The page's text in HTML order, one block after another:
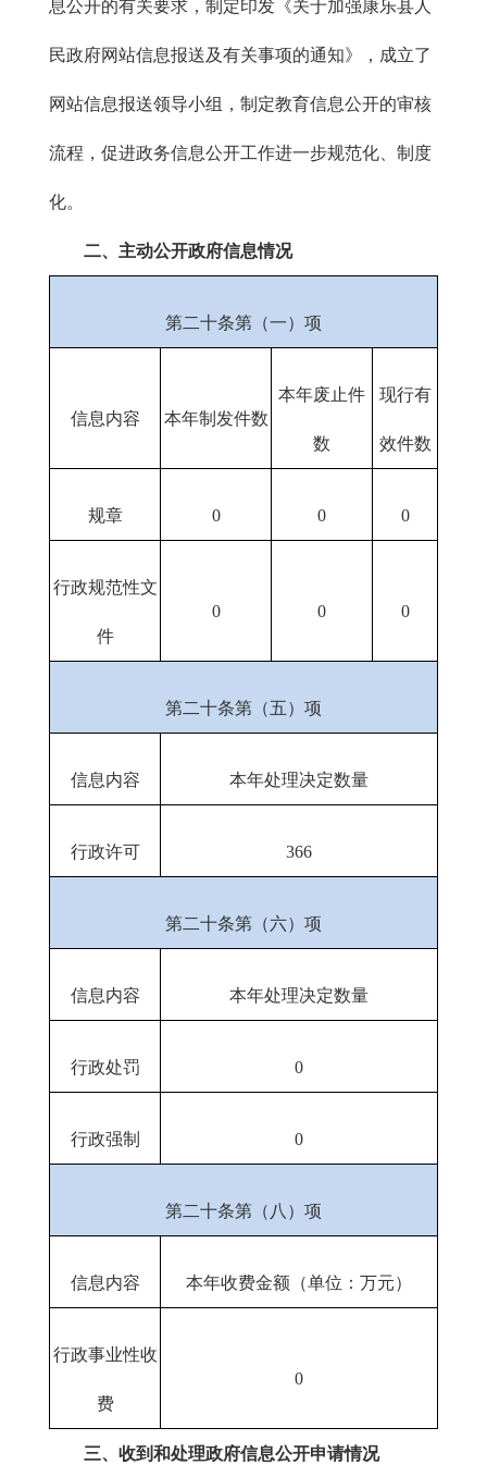
息公开的有关要求，制定印发《关于加强康乐县人
民政府网站信息报送及有关事项的通知》，成立了
网站信息报送领导小组，制定教育信息公开的审核
流程，促进政务信息公开工作进一步规范化、制度
化。
二、主动公开政府信息情况
第二十条第（一）项
信息内容 本年制发件数
本年废止件
数
现行有
效件数
规章 0 0 0
行政规范性文
件
0 0 0
第二十条第（五）项
信息内容 本年处理决定数量
行政许可 366
第二十条第（六）项
信息内容 本年处理决定数量
行政处罚 0
行政强制 0
第二十条第（八）项
信息内容 本年收费金额（单位：万元）
行政事业性收
费
0
三、收到和处理政府信息公开申请情况